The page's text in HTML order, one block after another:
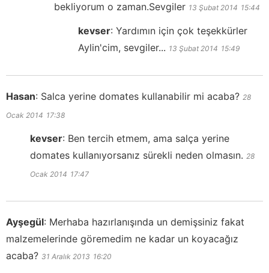
bekliyorum o zaman.Sevgiler 13 Şubat 2014 15:44
kevser: Yardımın için çok teşekkürler
Aylin'cim, sevgiler... 13 Şubat 2014 15:49
Hasan: Salca yerine domates kullanabilir mi acaba? 28
Ocak 2014 17:38
kevser: Ben tercih etmem, ama salça yerine
domates kullanıyorsanız sürekli neden olmasın. 28
Ocak 2014 17:47
Ayşegül: Merhaba hazırlanışında un demişsiniz fakat
malzemelerinde göremedim ne kadar un koyacağız
acaba? 31 Aralık 2013 16:20